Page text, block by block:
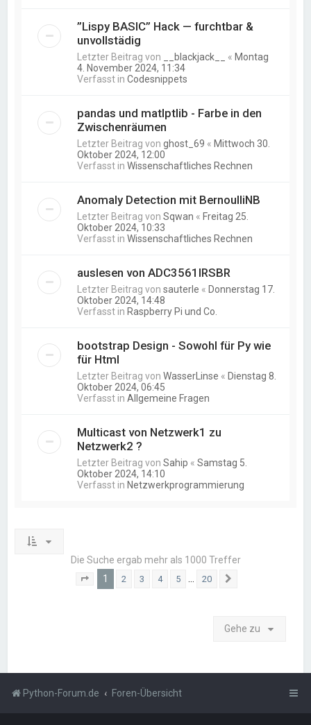
”Lispy BASIC” Hack — furchtbar &
unvollstädig
Letzter Beitrag von __blackjack__ « Montag
4. November 2024, 11:34
Verfasst inCodesnippets
pandas und matlptlib - Farbe in den
Zwischenräumen
Letzter Beitrag vonghost_69 « Mittwoch 30.
Oktober 2024, 12:00
Verfasst inWissenschaftliches Rechnen
Anomaly Detection mit BernoulliNB
Letzter Beitrag vonSqwan « Freitag 25.
Oktober 2024, 10:33
Verfasst inWissenschaftliches Rechnen
auslesen von ADC3561IRSBR
Letzter Beitrag vonsauterle « Donnerstag 17.
Oktober 2024, 14:48
Verfasst in Raspberry Pi und Co.
bootstrap Design - Sowohl für Py wie
für Html
Letzter Beitrag vonWasserLinse « Dienstag 8.
Oktober 2024, 06:45
Verfasst inAllgemeine Fragen
Multicast von Netzwerk1 zu
Netzwerk2 ?
Letzter Beitrag vonSahip «Samstag 5.
Oktober 2024, 14:10
Verfasst in Netzwerkprogrammierung
Die Suche ergab mehr als 1000 Treffer
Seite von 20
1 2 3 4 5 … 20
Gehe zu
Python-Forum.de Foren-Übersicht